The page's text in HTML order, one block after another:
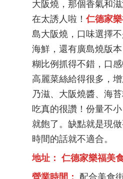
大阪燒，那個香氣和
在太誘人啦！仁德家
島大阪燒，口味選擇不
海鮮，還有廣島燒版
糊比例抓得不錯，口
高麗菜絲給得很多，
乃滋、大阪燒醬、海
吃真的很讚！份量不
就飽了。缺點就是現
時間的話就不適合。
地址： 仁德家樂福美
營業時間： 配合美食